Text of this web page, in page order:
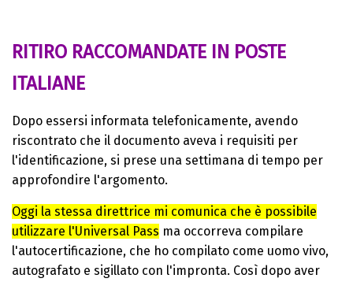
RITIRO RACCOMANDATE IN POSTE
ITALIANE
Dopo essersi informata telefonicamente, avendo
riscontrato che il documento aveva i requisiti per
l'identificazione, si prese una settimana di tempo per
approfondire l'argomento.
Oggi la stessa direttrice mi comunica che è possibile
utilizzare l'Universal Pass ma occorreva compilare
l'autocertificazione, che ho compilato come uomo vivo,
autografato e sigillato con l'impronta. Così dopo aver